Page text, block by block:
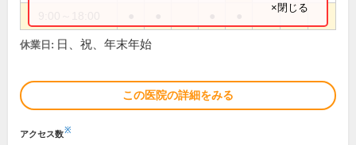
×閉じる
休業日: 日、祝、年末年始
この医院の詳細をみる
アクセス数※